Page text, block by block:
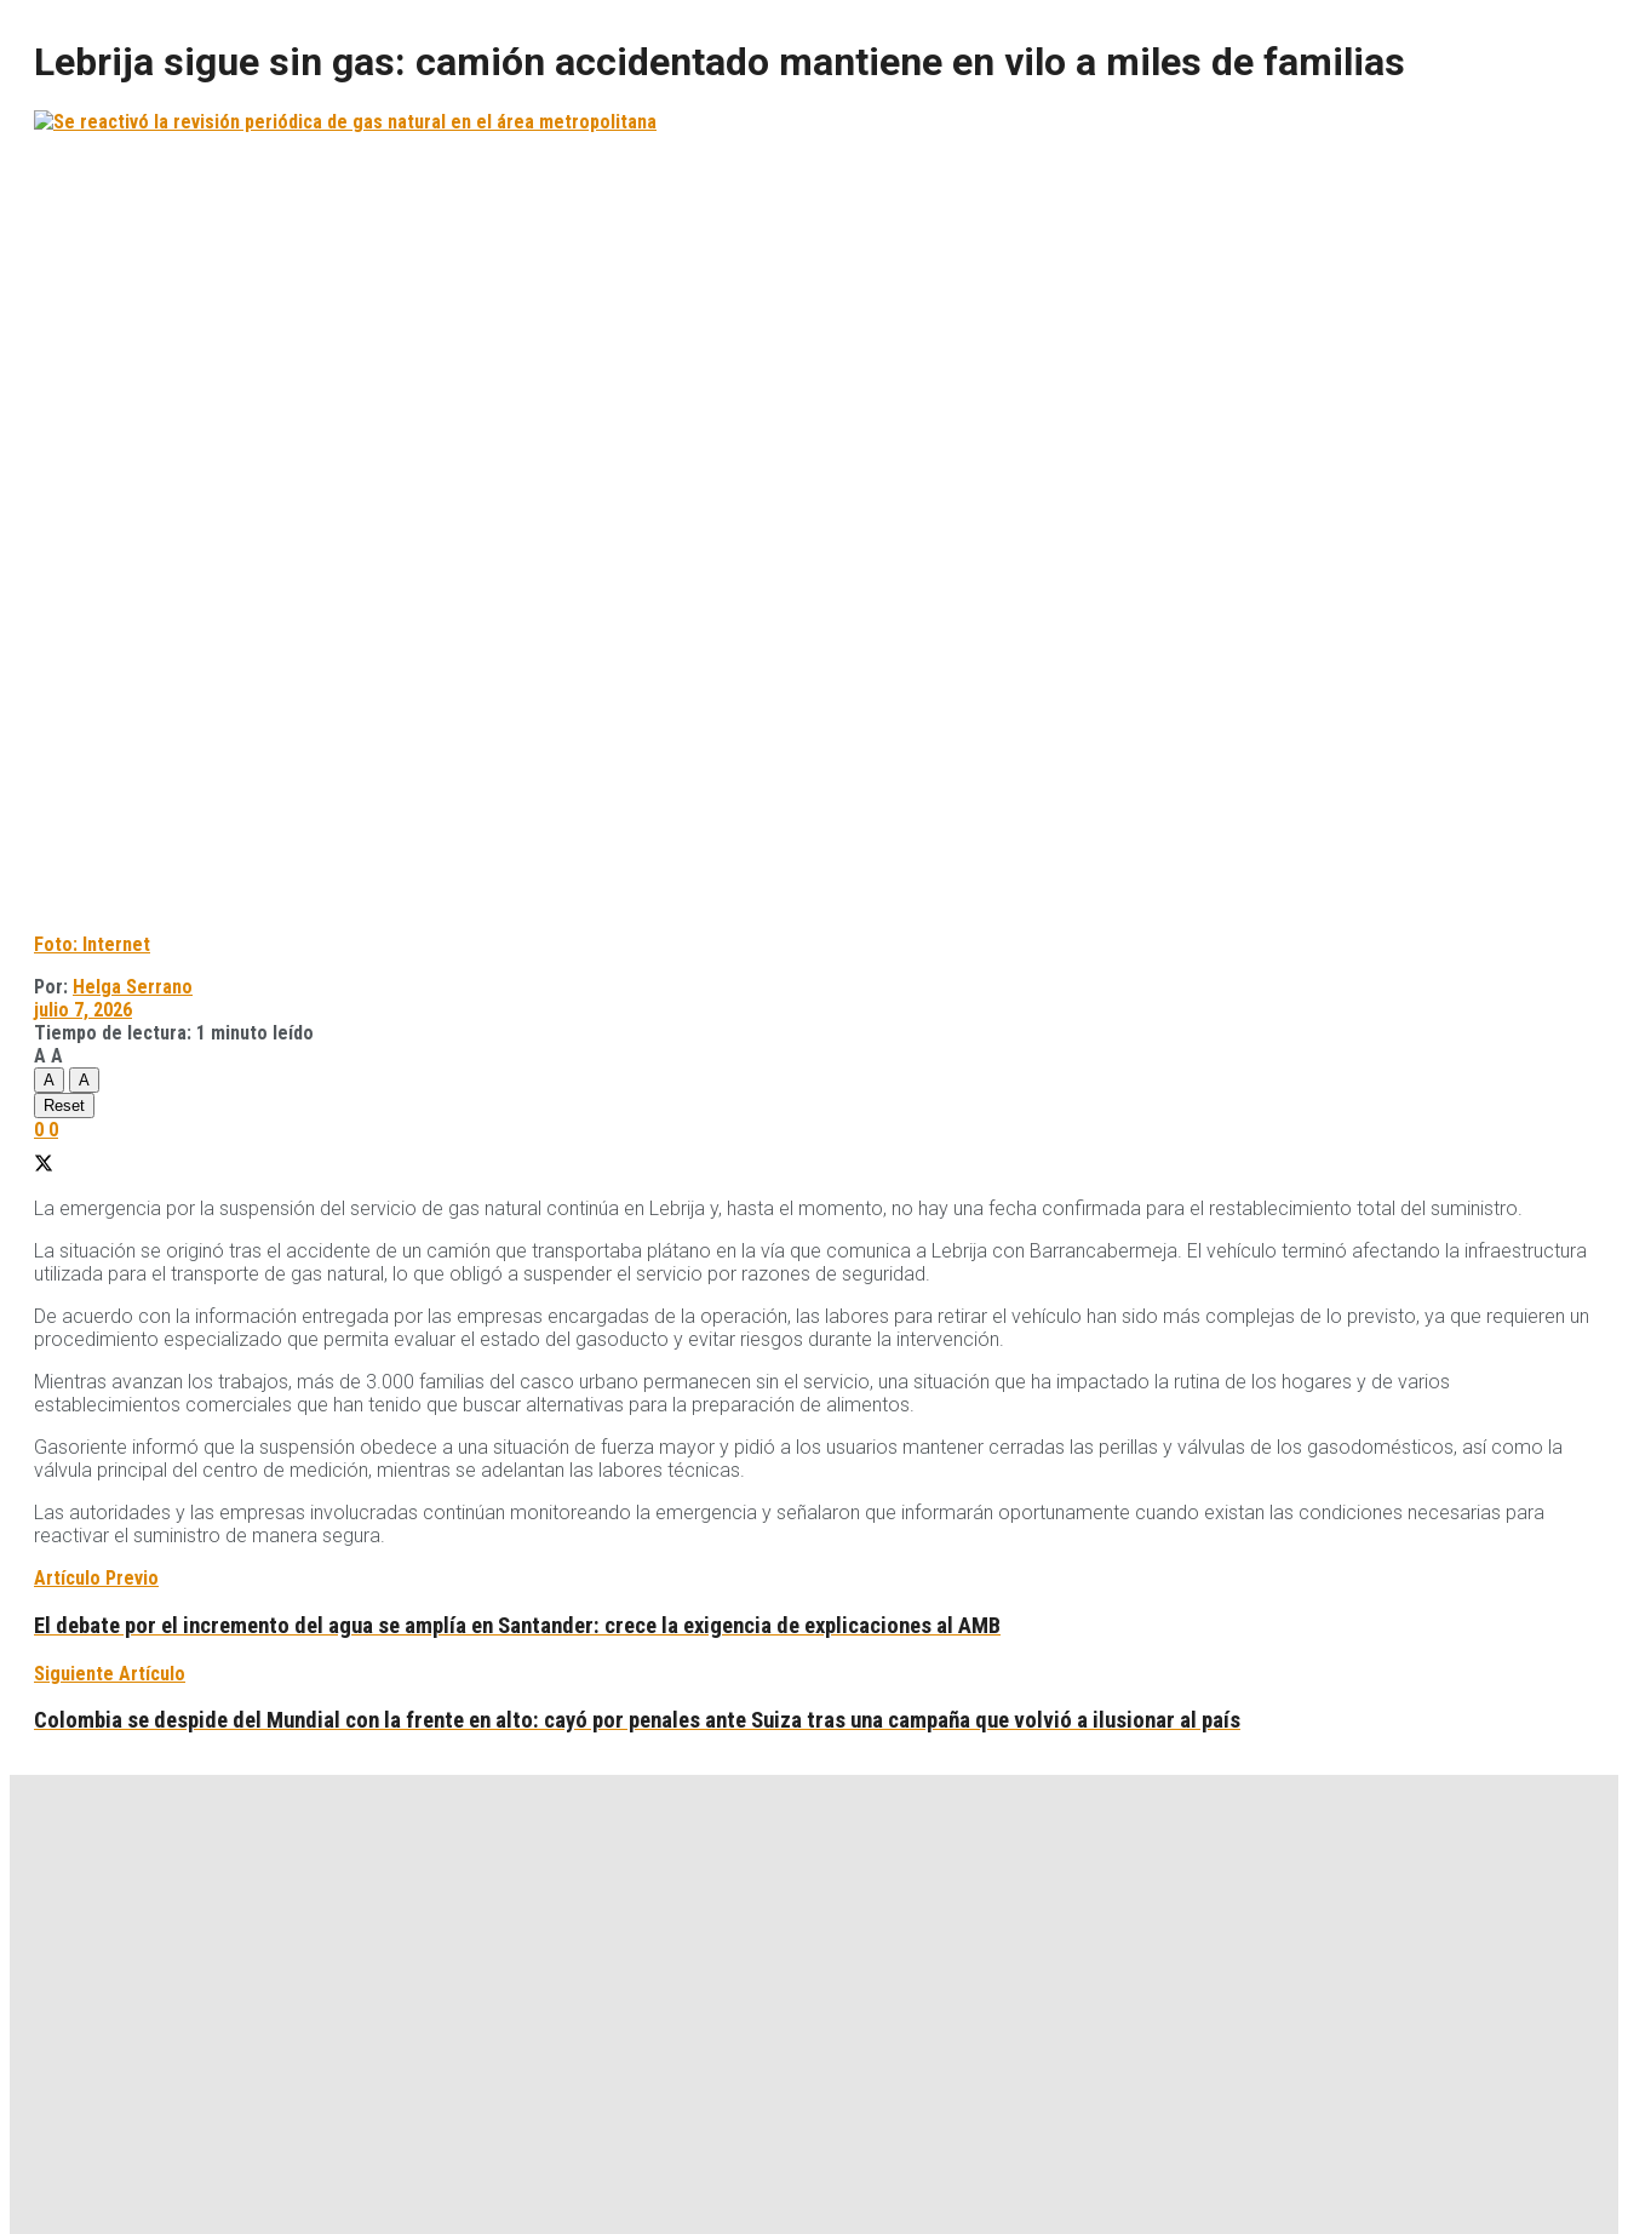
Lebrija sigue sin gas: camión accidentado mantiene en vilo a miles de familias
Foto: Internet
Por: Helga Serrano
julio 7, 2026
Tiempo de lectura: 1 minuto leído
A A
A
A
Reset
0 0
La emergencia por la suspensión del servicio de gas natural continúa en Lebrija y, hasta el momento, no hay una fecha confirmada para el restablecimiento total del suministro.
La situación se originó tras el accidente de un camión que transportaba plátano en la vía que comunica a Lebrija con Barrancabermeja. El vehículo terminó afectando la infraestructura
utilizada para el transporte de gas natural, lo que obligó a suspender el servicio por razones de seguridad.
De acuerdo con la información entregada por las empresas encargadas de la operación, las labores para retirar el vehículo han sido más complejas de lo previsto, ya que requieren un
procedimiento especializado que permita evaluar el estado del gasoducto y evitar riesgos durante la intervención.
Mientras avanzan los trabajos, más de 3.000 familias del casco urbano permanecen sin el servicio, una situación que ha impactado la rutina de los hogares y de varios
establecimientos comerciales que han tenido que buscar alternativas para la preparación de alimentos.
Gasoriente informó que la suspensión obedece a una situación de fuerza mayor y pidió a los usuarios mantener cerradas las perillas y válvulas de los gasodomésticos, así como la
válvula principal del centro de medición, mientras se adelantan las labores técnicas.
Las autoridades y las empresas involucradas continúan monitoreando la emergencia y señalaron que informarán oportunamente cuando existan las condiciones necesarias para
reactivar el suministro de manera segura.
Artículo Previo
El debate por el incremento del agua se amplía en Santander: crece la exigencia de explicaciones al AMB
Siguiente Artículo
Colombia se despide del Mundial con la frente en alto: cayó por penales ante Suiza tras una campaña que volvió a ilusionar al país